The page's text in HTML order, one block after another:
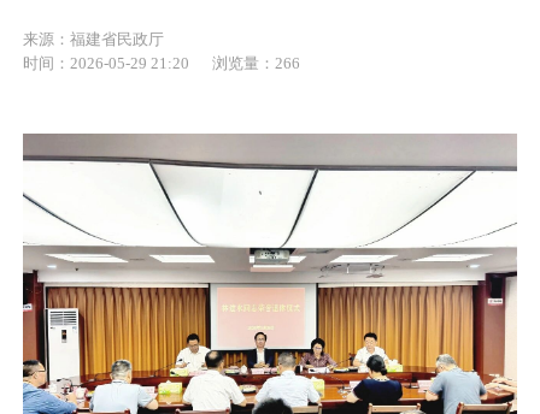
来源：福建省民政厅
时间：2026-05-29 21:20
浏览量：266